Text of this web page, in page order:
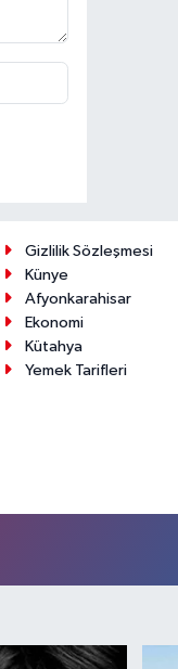
Gizlilik Sözleşmesi
Künye
Afyonkarahisar
Ekonomi
Kütahya
Yemek Tarifleri